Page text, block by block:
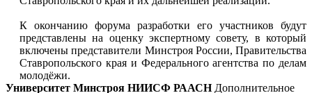
К окончанию форума разработки его участников будут
представлены на оценку экспертному совету, в который
включены представители Минстроя России, Правительства
Ставропольского края и Федерального агентства по делам
молодёжи.
Университет Минстроя НИИСФ РААСН Дополнительное